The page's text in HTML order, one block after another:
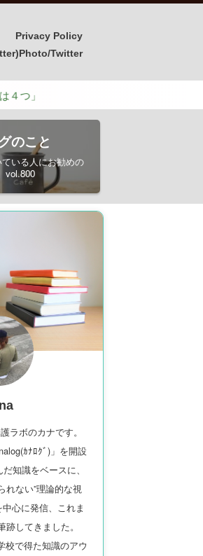
Privacy Policy
Twitter
のこと
ている人にお勧めの
vol.800
ラボのカナです。
ｶﾅﾛｸﾞ)」を開設
知識をベースに、
れない”理論的な視
中心に発信、これま
してきました。
校で得た知識のアウ